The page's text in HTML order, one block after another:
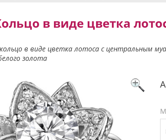
в виде цветка
в виде цветка лотоса с центральным
золота